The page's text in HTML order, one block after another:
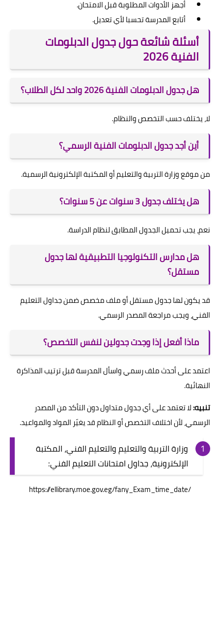
أجهز الأدوات المطلوبة قبل الامتحان.
أتابع المدرسة تحسبا لأي تعديل.
أسئلة شائعة حول جدول الدبلومات
الفنية 2026
هل جدول الدبلومات الفنية 2026 واحد لكل الطلاب؟
لا، يختلف حسب التخصص والنظام.
أين أجد جدول الدبلومات الفنية الرسمي؟
من موقع وزارة التربية والتعليم أو المكتبة الإلكترونية الرسمية.
هل يختلف جدول 3 سنوات عن 5 سنوات؟
نعم، يجب تحميل الجدول المطابق لنظام الدراسة.
هل مدارس التكنولوجيا التطبيقية لها جدول
مستقل؟
قد يكون لها جدول مستقل أو ملف مخصص ضمن جداول التعليم
الفني، ويجب مراجعة المصدر الرسمي.
ماذا أفعل إذا وجدت جدولين لنفس التخصص؟
اعتمد على أحدث ملف رسمي واسأل المدرسة قبل ترتيب المذاكرة
النهائية.
تنبيه:لا تعتمد على أي جدول متداول دون التأكد من المصدر
الرسمي، لأن اختلاف التخصص أو النظام قد يغيّر المواد والمواعيد.
وزارة التربية والتعليم والتعليم الفني، المكتبة
الإلكترونية، جداول امتحانات التعليم الفني:
https://ellibrary.moe.gov.eg/fany_Exam_time_date/